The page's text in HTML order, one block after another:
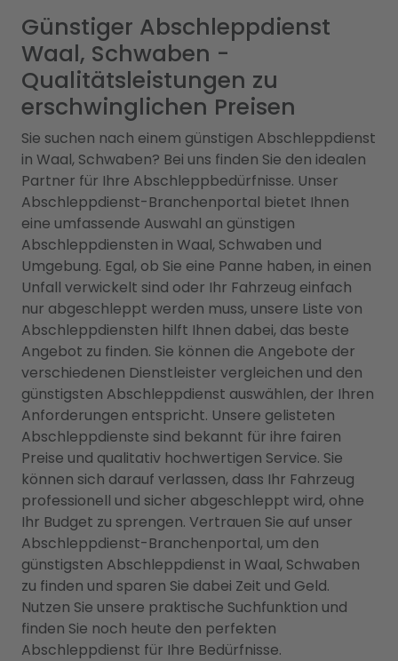
Günstiger Abschleppdienst
Waal, Schwaben -
Qualitätsleistungen zu
erschwinglichen Preisen
Sie suchen nach einem günstigen Abschleppdienst
in Waal, Schwaben? Bei uns finden Sie den idealen
Partner für Ihre Abschleppbedürfnisse. Unser
Abschleppdienst-Branchenportal bietet Ihnen
eine umfassende Auswahl an günstigen
Abschleppdiensten in Waal, Schwaben und
Umgebung. Egal, ob Sie eine Panne haben, in einen
Unfall verwickelt sind oder Ihr Fahrzeug einfach
nur abgeschleppt werden muss, unsere Liste von
Abschleppdiensten hilft Ihnen dabei, das beste
Angebot zu finden. Sie können die Angebote der
verschiedenen Dienstleister vergleichen und den
günstigsten Abschleppdienst auswählen, der Ihren
Anforderungen entspricht. Unsere gelisteten
Abschleppdienste sind bekannt für ihre fairen
Preise und qualitativ hochwertigen Service. Sie
können sich darauf verlassen, dass Ihr Fahrzeug
professionell und sicher abgeschleppt wird, ohne
Ihr Budget zu sprengen. Vertrauen Sie auf unser
Abschleppdienst-Branchenportal, um den
günstigsten Abschleppdienst in Waal, Schwaben
zu finden und sparen Sie dabei Zeit und Geld.
Nutzen Sie unsere praktische Suchfunktion und
finden Sie noch heute den perfekten
Abschleppdienst für Ihre Bedürfnisse.